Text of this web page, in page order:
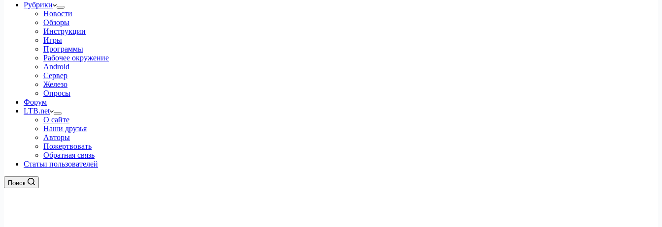
Рубрики
Новости
Обзоры
Инструкции
Игры
Программы
Рабочее окружение
Android
Сервер
Железо
Опросы
Форум
LTB.net
О сайте
Наши друзья
Авторы
Пожертвовать
Обратная связь
Статьи пользователей
Поиск